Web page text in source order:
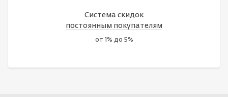
Система скидок
постоянным покупателям
от 1% до 5%